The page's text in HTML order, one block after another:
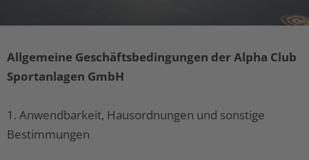
Allgemeine Geschäftsbedingungen der Alpha Club
Sportanlagen GmbH
1. Anwendbarkeit, Hausordnungen und sonstige
Bestimmungen